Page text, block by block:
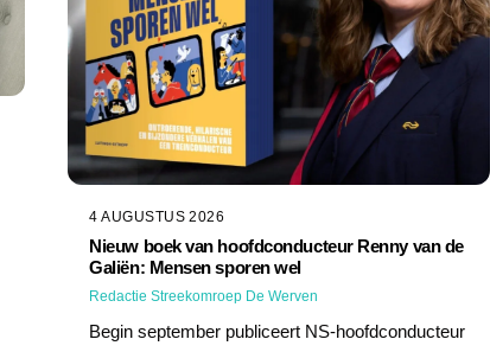
4 AUGUSTUS 2026
Nieuw boek van hoofdconducteur Renny van de
Galiën: Mensen sporen wel
Redactie Streekomroep De Werven
Begin september publiceert NS-hoofdconducteur